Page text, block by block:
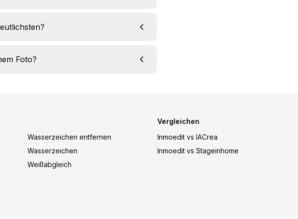
Foto?
Wasserzeichen entfernen
Wasserzeichen
Weißabgleich
Vergleichen
Inmoedit vs IACrea
Inmoedit vs Stageinhome